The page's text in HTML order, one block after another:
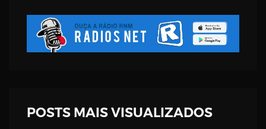
POSTS MAIS VISUALIZADOS